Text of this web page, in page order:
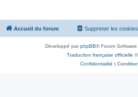
Accueil du forum Supprimer les cookies
Développé parphpBB® Forum
Traduction française officielle ©
Confidentialité |